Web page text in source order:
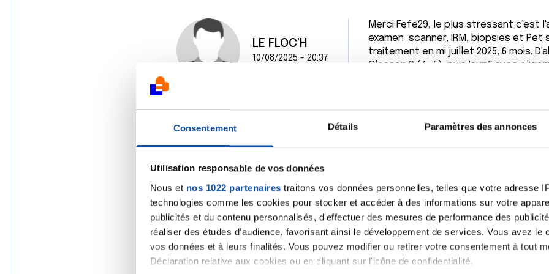
Consentement Détails Paramètres des annonces
Utilisation responsable de vos données
Nous et nos 1022 partenaires traitons vos données personnelles, telles que votre adresse
technologies comme les cookies pour stocker et accéder à des informations sur votre
publicités et du contenu personnalisés, d'effectuer des mesures de performance des
réaliser des études d’audience, favorisant ainsi le développement de services. Vous avez le
vos données et à leurs finalités. Vous pouvez modifier ou retirer votre consentement à tout
Déclaration relative aux cookies ou en cliquant sur l'icône de confidentialité.
LE FLOC'H
10/08/2025 - 20:37
Merci Fefe29, le plus stressant c'est
examen scanner, IRM, biopsies et Pet
traitement en mi juillet 2025, 6 mois.
Gleason 9 (4+5), puis Isup5 avec
ganglionnaire... Il faut digérer tout
et la mise en place de
découverte du cancer. Quelques
conséquence... il faut s'y faire. J'ai
acteurs qui se dévouent pour nous.
pas nous allons tout faire pour le
c'est très bien, je vous souhaite le
traitements apportent des effets
encore plus belle.
Citer